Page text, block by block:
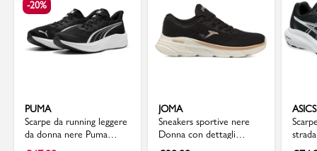
-20%
PUMA
Scarpe da running leggere
da donna nere Puma
Darter Pro 2
JOMA
Sneakers sportive nere
Donna con dettagli
traforati Joma
ASICS